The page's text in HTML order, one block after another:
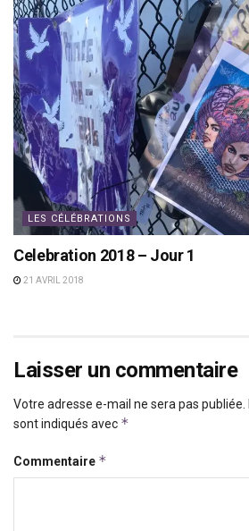
LES CÉLÉBRATIONS
Celebration 2018 – Jour 1
21 AVRIL 2018
Laisser un commentaire
Votre adresse e-mail ne sera pas publiée.
sont indiqués avec *
Commentaire *